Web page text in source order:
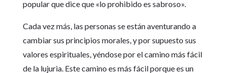
popular que dice que «lo prohibido es sabroso».
Cada vez más, las personas se están aventurando a
cambiar sus principios morales, y por supuesto sus
valores espirituales, yéndose por el camino más fácil
de la lujuria. Este camino es más fácil porque es un